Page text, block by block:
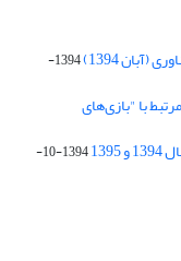
1394)
1394-
مقالات مرتبط با "بازی‌های
1394-10-